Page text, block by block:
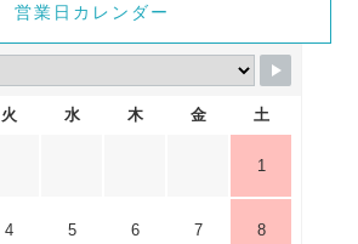
営業日カレンダー
火 水 木 金 土
1
4 5 6 7 8